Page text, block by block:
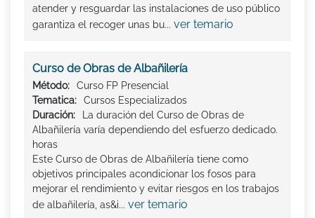
atender y resguardar las instalaciones de uso público
garantiza el recoger unas bu... ver temario
Curso de Obras de Albañilería
Método:
Curso FP Presencial
Tematica:
Cursos Especializados
Duración:
La duración del Curso de Obras de
Albañilería varía dependiendo del esfuerzo dedicado.
horas
Este Curso de Obras de Albañilería tiene como
objetivos principales acondicionar los fosos para
mejorar el rendimiento y evitar riesgos en los trabajos
de albañilería, as&i... ver temario